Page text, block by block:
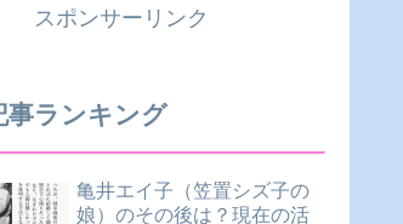
スポンサーリンク
事ランキング
亀井エイ子（笠置シズ子の
娘）のその後は？現在の活